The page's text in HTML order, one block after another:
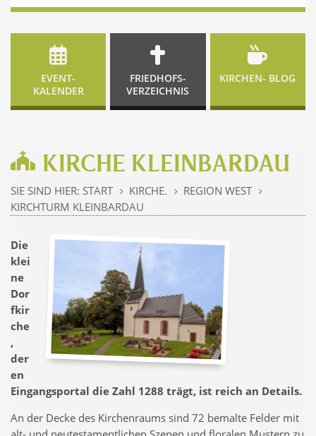
EVENT-
KALENDER
FRIEDHOFS-
VERZEICHNIS
KIRCHEN- BLOG
KIRCHE KLEINBARDAU
SIE SIND HIER: START 5 KIRCHE. 5 REGION WEST 5
KIRCHTURM KLEINBARDAU
Die
klei
ne
Dor
fkir
che
,
der
en
Eingangsportal die Zahl 1288 trägt, ist reich an Details.
An der Decke des Kirchenraums sind 72 bemalte Felder mit